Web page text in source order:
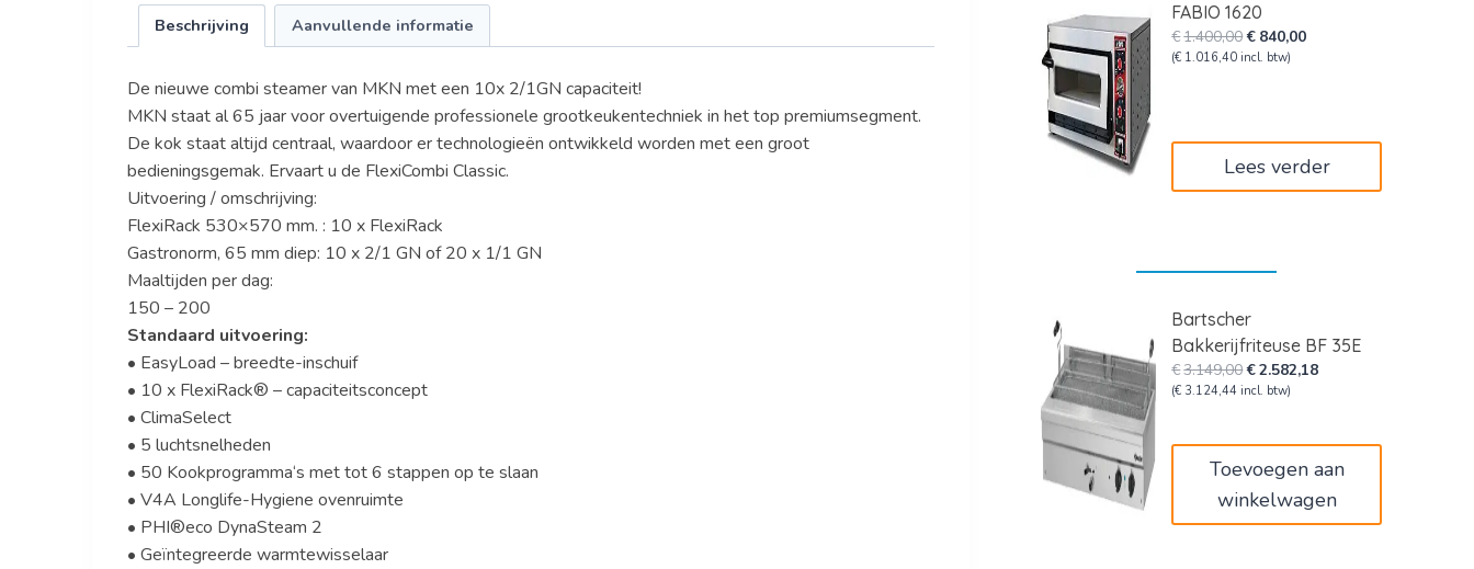
Beschrijving Aanvullende informatie
De nieuwe combi steamer van MKN met een 10x 2/1GN capaciteit!
MKN staat al 65 jaar voor overtuigende professionele grootkeukentechniek in het top premiumsegment.
De kok staat altijd centraal, waardoor er technologieën ontwikkeld worden met een groot
bedieningsgemak. Ervaart u de FlexiCombi Classic.
Uitvoering / omschrijving:
FlexiRack 530×570 mm. : 10 x FlexiRack
Gastronorm, 65 mm diep: 10 x 2/1 GN of 20 x 1/1 GN
Maaltijden per dag:
150 – 200
Standaard uitvoering:
• EasyLoad – breedte-inschuif
• 10 x FlexiRack® – capaciteitsconcept
• ClimaSelect
• 5 luchtsnelheden
• 50 Kookprogramma‘s met tot 6 stappen op te slaan
• V4A Longlife-Hygiene ovenruimte
• PHI®eco DynaSteam 2
• Geïntegreerde warmtewisselaar
FABIO 1620
€1.400,00Oorspronkelijke
prijs
€ 840,00Huidige
(€ 1.016,40 incl. btw)
Lees verder
Bartscher
Bakkerijfriteuse BF 35E
€3.149,00Oorspronkelijke
prijs
€2.582,18Huidige
(€ 3.124,44 incl. btw)
Toevoegen aan
winkelwagen